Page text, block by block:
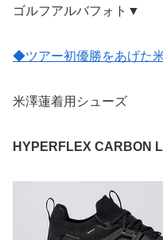
ゴルフアルバフォト▼
◆ツアー初優勝をあげた
米澤蓮着用シューズ
HYPERFLEX CARBON